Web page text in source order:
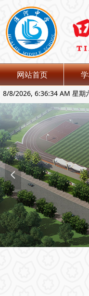
8/8/2026, 6:36:35 AM 星期
网站首页
넳